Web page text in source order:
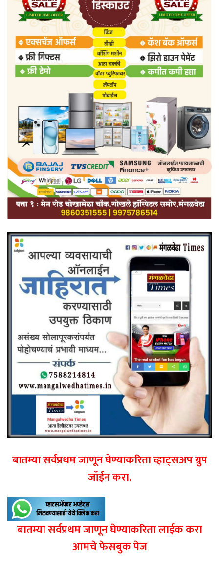
बातम्या सर्वप्रथम जाणून घेण्याकरिता व्हाट्सअप ग्रुप
जॉईन करा.
बातम्या सर्वप्रथम जाणून घेण्याकरिता लाईक करा
आमचे फेसबुक पेज